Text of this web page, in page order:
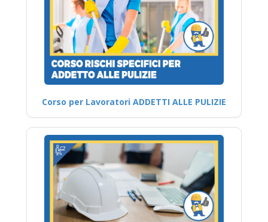
Corso per Lavoratori ADDETTI ALLE PULIZIE